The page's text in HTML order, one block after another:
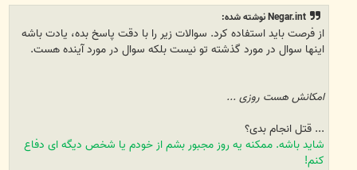
Negar.int نوشته شده:
از فرصت باید استفاده کرد. سوالات زیر را با دقت پاسخ بده، یادت باشه
اینها سوال در مورد گذشته تو نیست بلکه سوال در مورد آینده هست.
امکانش هست روزی ...
... قتل انجام بدی؟
شاید باشه. ممکنه یه روز مجبور بشم از خودم یا شخص دیگه ای دفاع
کنم!